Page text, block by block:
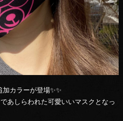
カラーが登場✨✨
あしらわれた可愛いいマスクとなっ